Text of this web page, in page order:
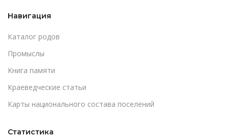
Навигация
Каталог родов
Промыслы
Книга памяти
Краеведческие статьи
Карты национального состава поселений
Статистика